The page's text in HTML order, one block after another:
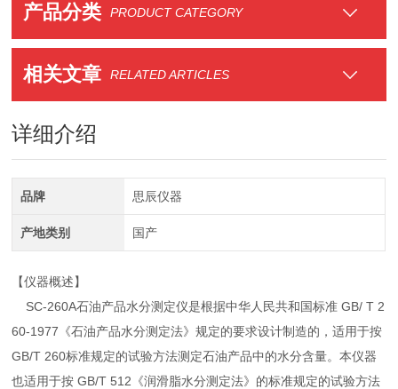
产品分类 PRODUCT CATEGORY
相关文章 RELATED ARTICLES
详细介绍
品牌 思辰仪器
产地类别 国产
【仪器概述】
SC-260A石油产品水分测定仪是根据中华人民共和国标准 GB/ T 2
60-1977《石油产品水分测定法》规定的要求设计制造的，适用于按
GB/T 260标准规定的试验方法测定石油产品中的水分含量。本仪器
也适用于按 GB/T 512《润滑脂水分测定法》的标准规定的试验方法